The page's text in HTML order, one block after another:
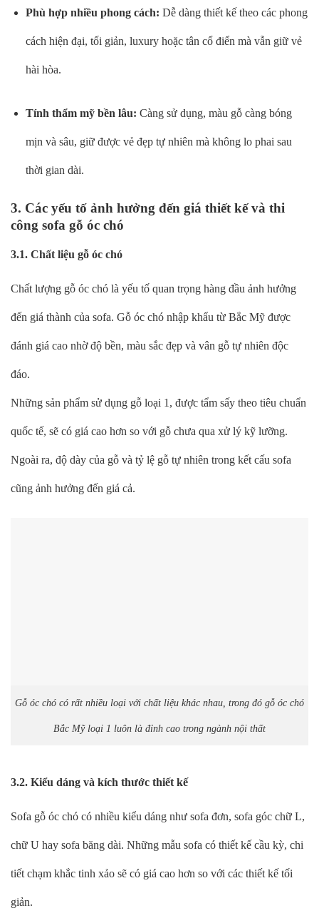
Phù hợp nhiều phong cách: Dễ dàng thiết kế theo các phong
cách hiện đại, tối giản, luxury hoặc tân cổ điển mà vẫn giữ vẻ
hài hòa.
Tính thẩm mỹ bền lâu: Càng sử dụng, màu gỗ càng bóng
mịn và sâu, giữ được vẻ đẹp tự nhiên mà không lo phai sau
thời gian dài.
3. Các yếu tố ảnh hưởng đến giá thiết kế và thi
công sofa gỗ óc chó
3.1. Chất liệu gỗ óc chó
Chất lượng gỗ óc chó là yếu tố quan trọng hàng đầu ảnh hưởng
đến giá thành của sofa. Gỗ óc chó nhập khẩu từ Bắc Mỹ được
đánh giá cao nhờ độ bền, màu sắc đẹp và vân gỗ tự nhiên độc
đáo.
Những sản phẩm sử dụng gỗ loại 1, được tẩm sấy theo tiêu chuẩn
quốc tế, sẽ có giá cao hơn so với gỗ chưa qua xử lý kỹ lưỡng.
Ngoài ra, độ dày của gỗ và tỷ lệ gỗ tự nhiên trong kết cấu sofa
cũng ảnh hưởng đến giá cả.
Gỗ óc chó có rất nhiều loại với chất liệu khác nhau, trong đó gỗ óc chó
Bắc Mỹ loại 1 luôn là đỉnh cao trong ngành nội thất
3.2. Kiểu dáng và kích thước thiết kế
Sofa gỗ óc chó có nhiều kiểu dáng như sofa đơn, sofa góc chữ L,
chữ U hay sofa băng dài. Những mẫu sofa có thiết kế cầu kỳ, chi
tiết chạm khắc tinh xảo sẽ có giá cao hơn so với các thiết kế tối
giản.